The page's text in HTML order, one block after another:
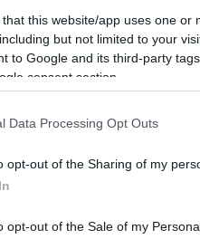
that this website/app uses one
but not limited to your
to Google and its third-party
consent section.
Data Processing Opt Outs
opt-out of the Sharing of my
opt-out of the Sale of my
fluxo cambial negativo
que chama a atenção
sofrendo e suas
a
ainda mais críticos